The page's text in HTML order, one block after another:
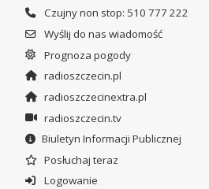
Czujny non stop: 510 777 222
Wyślij do nas wiadomość
Prognoza pogody
radioszczecin.pl
radioszczecinextra.pl
radioszczecin.tv
Biuletyn Informacji Publicznej
Posłuchaj teraz
Logowanie